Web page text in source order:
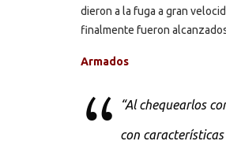
dieron a la fuga a gran
finalmente fueron
Armados
“Al chequearlos
con